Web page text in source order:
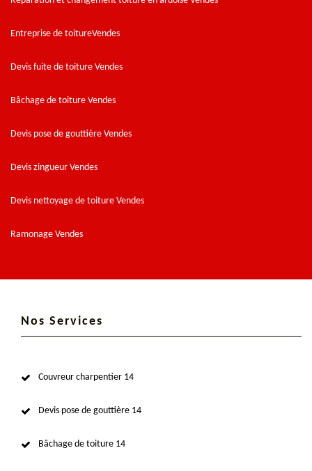
Entreprise de toitureVendes
Devis fuite de toiture Vendes
Bâchage de toiture Vendes
Devis pose de gouttière Vendes
Devis zingueur Vendes
Devis nettoyage de toiture Vendes
Ramonage Vendes
Nos Services
Couvreur charpentier 14
Devis pose de gouttière 14
Bâchage de toiture 14